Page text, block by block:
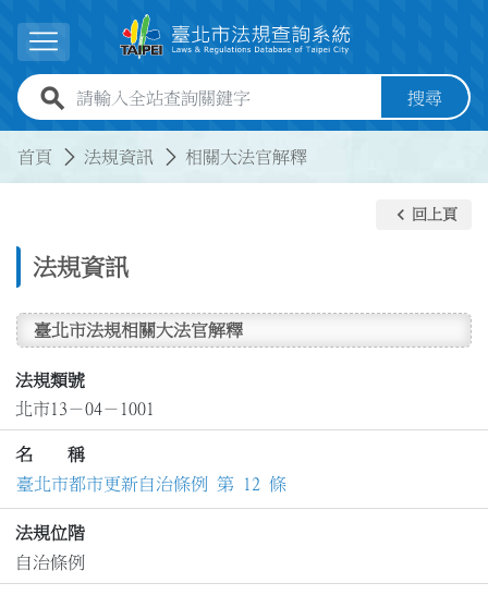
展開選單
全站查詢關鍵字欄位 搜尋
首頁 法規資訊 相關大法官解釋
法規資訊
keyboard_arrow_left 回上頁
臺北市法規相關大法官解釋
法規類號
北市13－04－1001
名 稱
臺北市都市更新自治條例 第 12 條
法規位階
自治條例